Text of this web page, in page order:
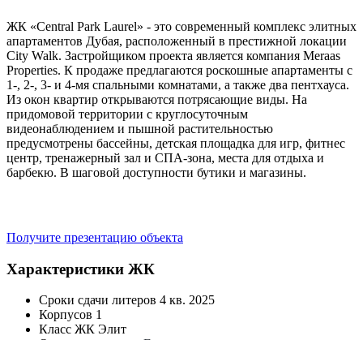
ЖК «Central Park Laurel» - это современный комплекс элитных
апартаментов Дубая, расположенный в престижной локации
City Walk. Застройщиком проекта является компания Meraas
Properties. К продаже предлагаются роскошные апартаменты с
1-, 2-, 3- и 4-мя спальными комнатами, а также два пентхауса.
Из окон квартир открываются потрясающие виды. На
придомовой территории с круглосуточным
видеонаблюдением и пышной растительностью
предусмотрены бассейны, детская площадка для игр, фитнес
центр, тренажерный зал и СПА-зона, места для отдыха и
барбекю. В шаговой доступности бутики и магазины.
Получите презентацию объекта
Характеристики ЖК
Сроки сдачи литеров 4 кв. 2025
Корпусов 1
Класс ЖК Элит